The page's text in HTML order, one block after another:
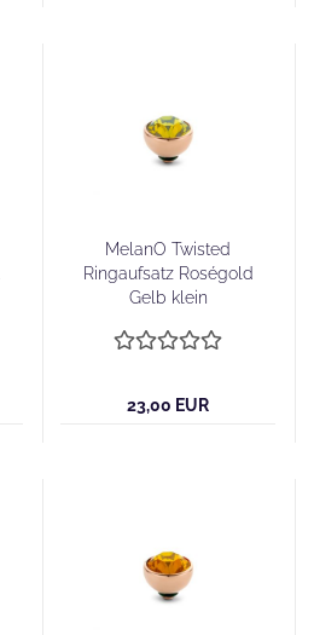
MelanO Twisted
Ringaufsatz Roségold
Gelb klein
23,00 EUR